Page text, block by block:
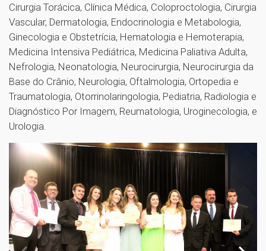
Cirurgia Torácica, Clínica Médica, Coloproctologia, Cirurgia
Vascular, Dermatologia, Endocrinologia e Metabologia,
Ginecologia e Obstetrícia, Hematologia e Hemoterapia,
Medicina Intensiva Pediátrica, Medicina Paliativa Adulta,
Nefrologia, Neonatologia, Neurocirurgia, Neurocirurgia da
Base do Crânio, Neurologia, Oftalmologia, Ortopedia e
Traumatologia, Otorrinolaringologia, Pediatria, Radiologia e
Diagnóstico Por Imagem, Reumatologia, Uroginecologia, e
Urologia.